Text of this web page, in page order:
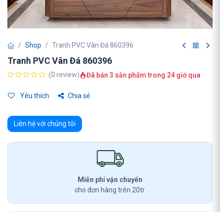
Shop Tranh PVC Vân Đá 860396
Tranh PVC Vân Đá 860396
(0 review) Đã bán 3 sản phẩm trong 24 giờ qua
Yêu thích Chia sẻ
Liên hệ với chúng tôi
Miễn phí vận chuyển
cho đơn hàng trên 20tr